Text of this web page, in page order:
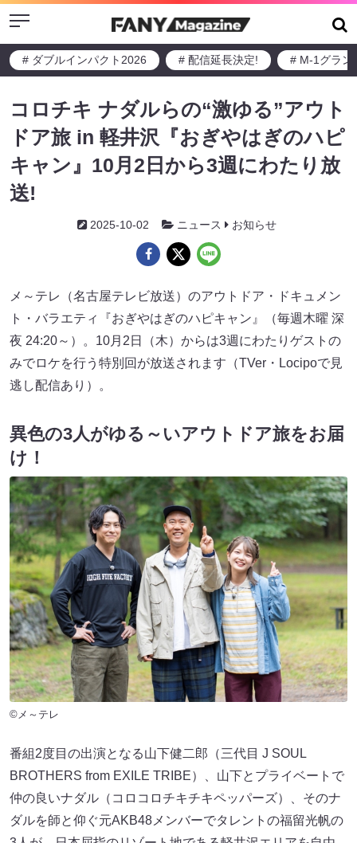
Menu
# ダブルインパクト2026 # 配信延長決定! # M-1グラン
コロチキ ナダルらの“激ゆる”アウト
ドア旅 in 軽井沢『おぎやはぎのハピ
キャン』10月2日から3週にわたり放
送!
2025-10-02 ニュース お知らせ
メ～テレ（名古屋テレビ放送）のアウトドア・ドキュメン
ト・バラエティ『おぎやはぎのハピキャン』（毎週木曜 深
夜 24:20～）。10月2日（木）からは3週にわたりゲストの
みでロケを行う特別回が放送されます（TVer・Locipoで見
逃し配信あり）。
異色の3人がゆる～いアウトドア旅をお届
け！
©メ～テレ
番組2度目の出演となる山下健二郎（三代目 J SOUL
BROTHERS from EXILE TRIBE）、山下とプライベートで
仲の良いナダル（コロコロチキチキペッパーズ）、そのナ
ダルを師と仰ぐ元AKB48メンバーでタレントの福留光帆の